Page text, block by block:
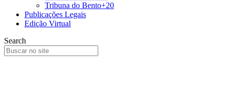
Tribuna do Bento+20
Publicações Legais
Edição Virtual
Search